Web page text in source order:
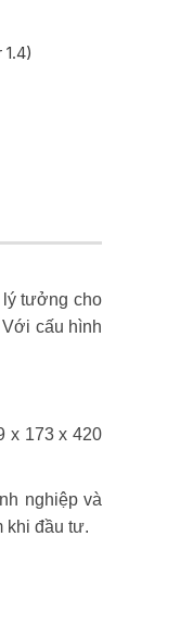
lý tưởng cho
cấu hình
x 173 x 420
nghiệp và
khi đầu tư.